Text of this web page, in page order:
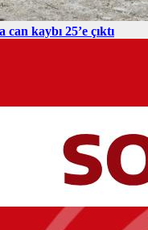
can kaybı 25’e çıktı